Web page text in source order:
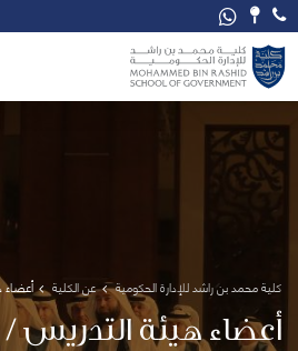
كلية محمد بن راشد للإدارة الحكومية عن الكلية أعضاء
أعضاء هيئة التدريس /